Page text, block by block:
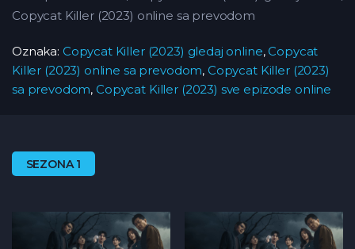
Copycat Killer (2023) online sa prevodom
Oznaka: Copycat Killer (2023) gledaj online, Copycat
Killer (2023) online sa prevodom, Copycat Killer (2023)
sa prevodom, Copycat Killer (2023) sve epizode online
SEZONA 1